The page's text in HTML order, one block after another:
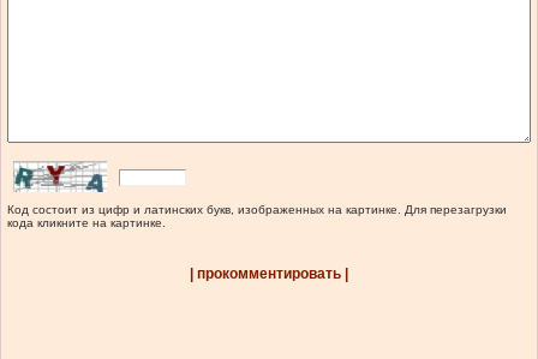
Код состоит из цифр и латинских букв, изображенных на картинке. Для перезагрузки
кода кликните на картинке.
| прокомментировать |